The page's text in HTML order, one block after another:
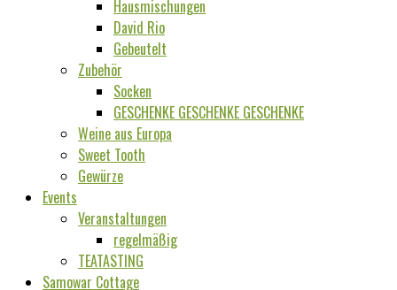
Hausmischungen
David Rio
Gebeutelt
Zubehör
Socken
GESCHENKE GESCHENKE GESCHENKE
Weine aus Europa
Sweet Tooth
Gewürze
Events
Veranstaltungen
regelmäßig
TEATASTING
Samowar Cottage